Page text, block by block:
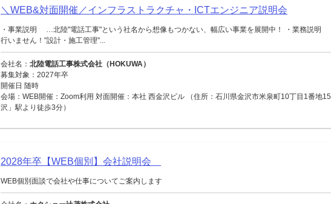
＼WEB&対面開催／インフラストラクチャ・ICTエンジニア説明会
・事業説明 …北陸"電話工事"という社名から想像もつかない、幅広い事業を展開中！ ・業務説
行いません！"設計・施工管理"...
会社名： 北陸電話工事株式会社（HOKUWA）
募集対象：2027年卒
開催日 随時
会場：WEB開催：Zoom利用 対面開催：本社 西金沢ビル （住所：石川県金沢市米泉町10丁目1番
沢」駅より徒歩3分）
2028年卒【WEB個別】会社説明会
WEB個別面談で会社や仕事についてご案内します